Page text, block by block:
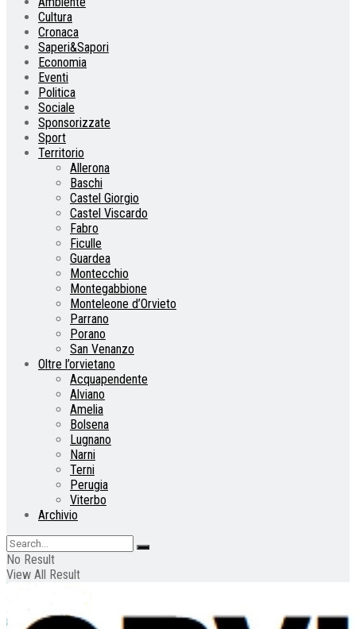
Cultura
Cronaca
Saperi&Sapori
Economia
Eventi
Politica
Sociale
Sponsorizzate
Sport
Territorio
Allerona
Baschi
Castel Giorgio
Castel Viscardo
Fabro
Ficulle
Guardea
Montecchio
Montegabbione
Monteleone d’Orvieto
Parrano
Porano
San Venanzo
Oltre l’orvietano
Acquapendente
Alviano
Amelia
Bolsena
Lugnano
Narni
Terni
Perugia
Viterbo
Archivio
No Result
View All Result